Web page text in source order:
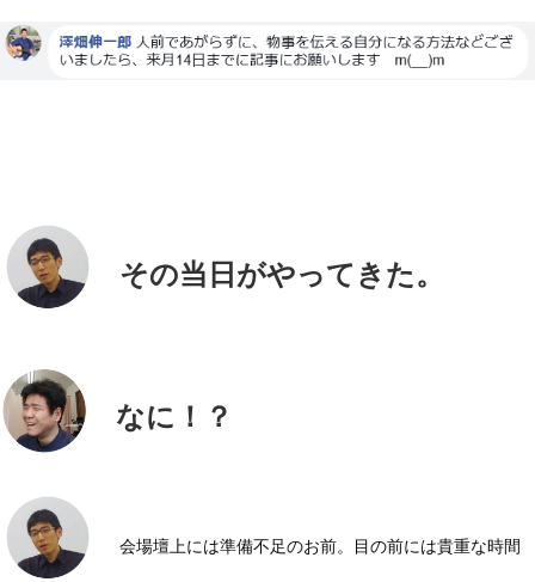
その当日がやってきた。
なに！？
会場壇上には準備不足のお前。目の前には貴重な時間